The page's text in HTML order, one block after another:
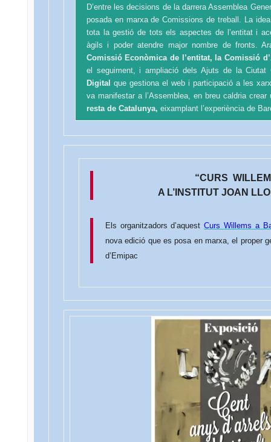
D’entre les decisions de la darrera Assemblea
posada en marxa de Comissions de treball. La
tota la gestió de tots els aspectes de l’entitat i
àgils i poder atendre major nombre de fronts.
Comissió Econòmica de l’entitat, la Comissió
el seguiment, i ampliació dels Ajuts de la Ciutat
Digital que gestiona el web i participació a les
va manifestar a l’Assemblea, en breu caldria crear
resta de Catalunya, eixamplant l’experiència de
“CURS
A L’INSTITUT JOAN
Els organitzadors d’aquestCurs Willems a
nova edició que es posa en marxa, el proper
d’Emipac